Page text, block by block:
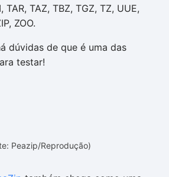
TAR, TAZ, TBZ, TGZ, TZ, UUE,
ZOO.
dúvidas de que é uma das
testar!
Peazip/Reprodução)